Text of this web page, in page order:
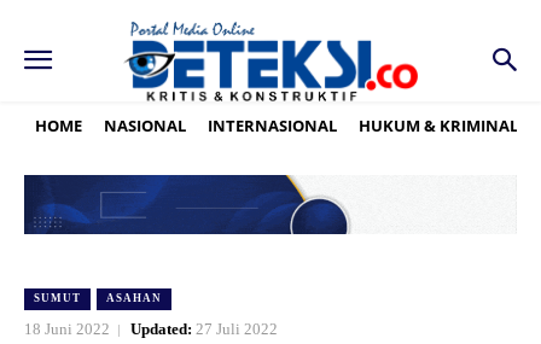
HOME NASIONAL INTERNASIONAL HUKUM & KRIMINAL
SUMUT ASAHAN
18 Juni 2022 Updated: 27 Juli 2022